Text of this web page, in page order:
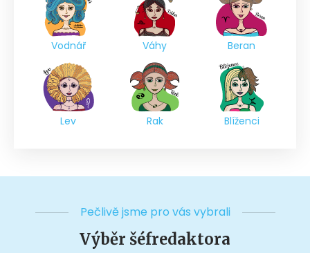
Vodnář Váhy Beran
Lev Rak Blíženci
Pečlivě jsme pro vás vybrali
Výběr šéfredaktora